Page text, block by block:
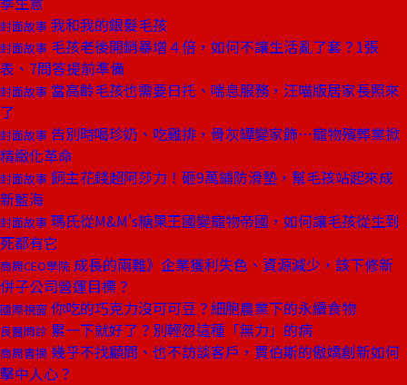
封面故事 我和我的銀髮毛孩
封面故事 毛孩老後開銷暴增４倍，如何不讓生活亂了套？1張
表、7問答提前準備
封面故事 當高齡毛孩也需要日托、喘息服務，汪喵版居家長照來
了
封面故事 告別時喝珍奶、吃雞排，骨灰罈變家飾⋯寵物殯葬業掀
精緻化革命
封面故事 飼主花錢超阿莎力！砸9萬鋪防滑墊，幫毛孩站起來成
新藍海
封面故事 瑪氏從M&M's糖果王國變寵物帝國，如何讓毛孩從生到
死都有它
商周CEO學院 成長的兩難》企業獲利失色、資源減少，該下修新
併子公司營運目標？
國際視窗 你吃的巧克力沒可可豆？細胞農業下的永續食物
良醫問診 累一下就好了？別輕忽這種「無力」的病
商周書摘 幾乎不找顧問、也不訪談客戶，賈伯斯的傲嬌創新如何
擊中人心？